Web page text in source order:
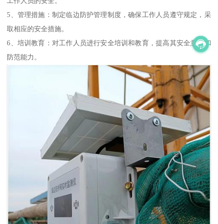
5、管理措施：制定临边防护管理制度，确保工作人员遵守规定，采
取相应的安全措施。
6、培训教育：对工作人员进行安全培训和教育，提高其安全意识和
防范能力。